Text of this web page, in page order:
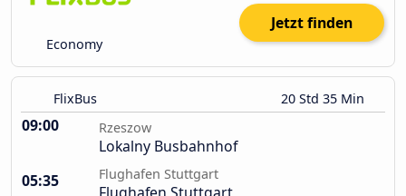
Economy
Jetzt finden
FlixBus 20 Std 35 Min
09:00 Rzeszow
Lokalny Busbahnhof
05:35
Flughafen Stuttgart